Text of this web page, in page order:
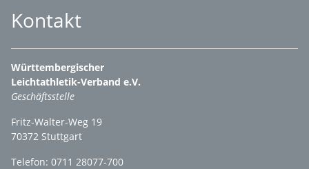
Kontakt
Württembergischer
Leichtathletik-Verband e.V.
Geschäftsstelle
Fritz-Walter-Weg 19
70372 Stuttgart
Telefon: 0711 28077-700